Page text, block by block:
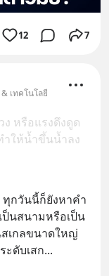
12 7
เทคโนโลยี
หรือแรงดึงดูด
ำให้น้ำขึ้นน้ำลง
ทุกวันนี้ก็ยังหาคำ
นสนามหรือเป็น
เกลขนาดใหญ่
ะดับเสก...